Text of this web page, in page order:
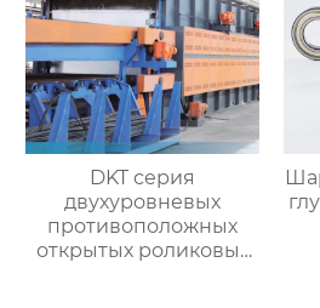
DKT серия
двухуровневых
противоположных
открытых роликовых